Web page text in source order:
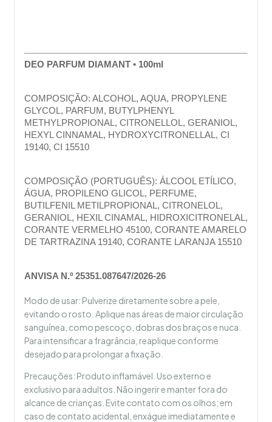
DEO PARFUM DIAMANT • 100ml
COMPOSIÇÃO: ALCOHOL, AQUA, PROPYLENE
GLYCOL, PARFUM, BUTYLPHENYL
METHYLPROPIONAL, CITRONELLOL, GERANIOL,
HEXYL CINNAMAL, HYDROXYCITRONELLAL, CI
19140, CI 15510
COMPOSIÇÃO (PORTUGUÊS): ÁLCOOL ETÍLICO,
ÁGUA, PROPILENO GLICOL, PERFUME,
BUTILFENIL METILPROPIONAL, CITRONELOL,
GERANIOL, HEXIL CINAMAL, HIDROXICITRONELAL,
CORANTE VERMELHO 45100, CORANTE AMARELO
DE TARTRAZINA 19140, CORANTE LARANJA 15510
ANVISA N.º 25351.087647/2026-26
Modo de usar: Pulverize diretamente sobre a pele,
evitando o rosto. Aplique nas áreas de maior circulação
sanguínea, como pescoço, dobras dos braços e nuca.
Para intensificar a fragrância, reaplique conforme
desejado para prolongar a fixação.
Precauções: Produto inflamável. Uso externo e
exclusivo para adultos. Não ingerir e manter fora do
alcance de crianças. Evite contato com os olhos; em
caso de contato acidental, enxágue imediatamente e